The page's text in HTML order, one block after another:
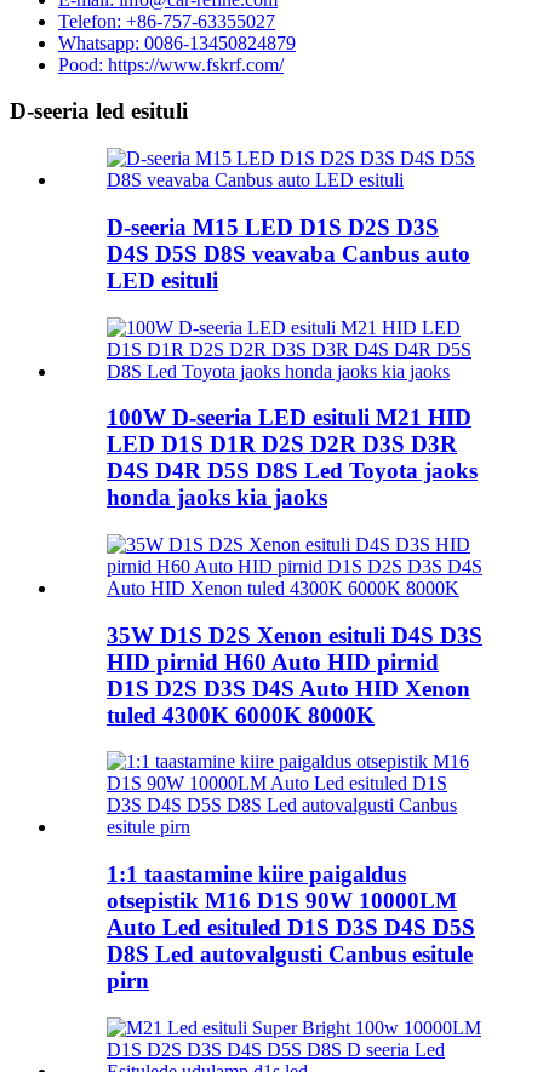
Telefon: +86-757-63355027
Whatsapp: 0086-13450824879
Pood: https://www.fskrf.com/
D-seeria led esituli
D-seeria M15 LED D1S D2S D3S
D4S D5S D8S veavaba Canbus auto
LED esituli
100W D-seeria LED esituli M21 HID
LED D1S D1R D2S D2R D3S D3R
D4S D4R D5S D8S Led Toyota jaoks
honda jaoks kia jaoks
35W D1S D2S Xenon esituli D4S D3S
HID pirnid H60 Auto HID pirnid
D1S D2S D3S D4S Auto HID Xenon
tuled 4300K ​​6000K 8000K
1:1 taastamine kiire paigaldus
otsepistik M16 D1S 90W 10000LM
Auto Led esituled D1S D3S D4S D5S
D8S Led autovalgusti Canbus esitule
pirn